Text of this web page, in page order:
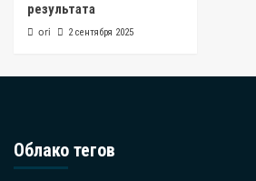
результата
ori 2 сентября 2025
Облако тегов